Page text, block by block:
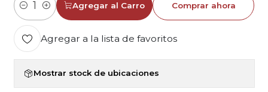
Cantidad
Agregar al Carro Comprar ahora
Agregar a la lista de favoritos
Mostrar stock de ubicaciones